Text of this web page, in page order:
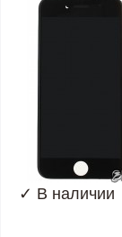
✓ В наличии